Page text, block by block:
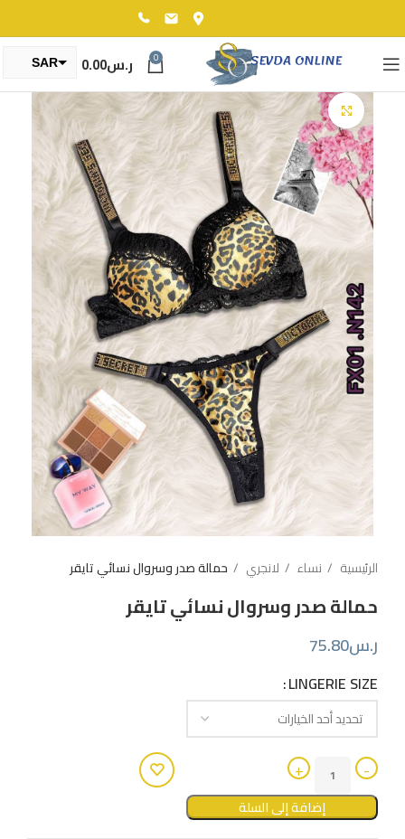
0 ر.س0.00
SAR
TRY
Click to enlarge
الرئيسية نساء لانجري حمالة صدر وسروال نسائي تايقر
حمالة صدر وسروال نسائي تايقر
ر.س75.80
LINGERIE SIZE
إضافة إلى السلة